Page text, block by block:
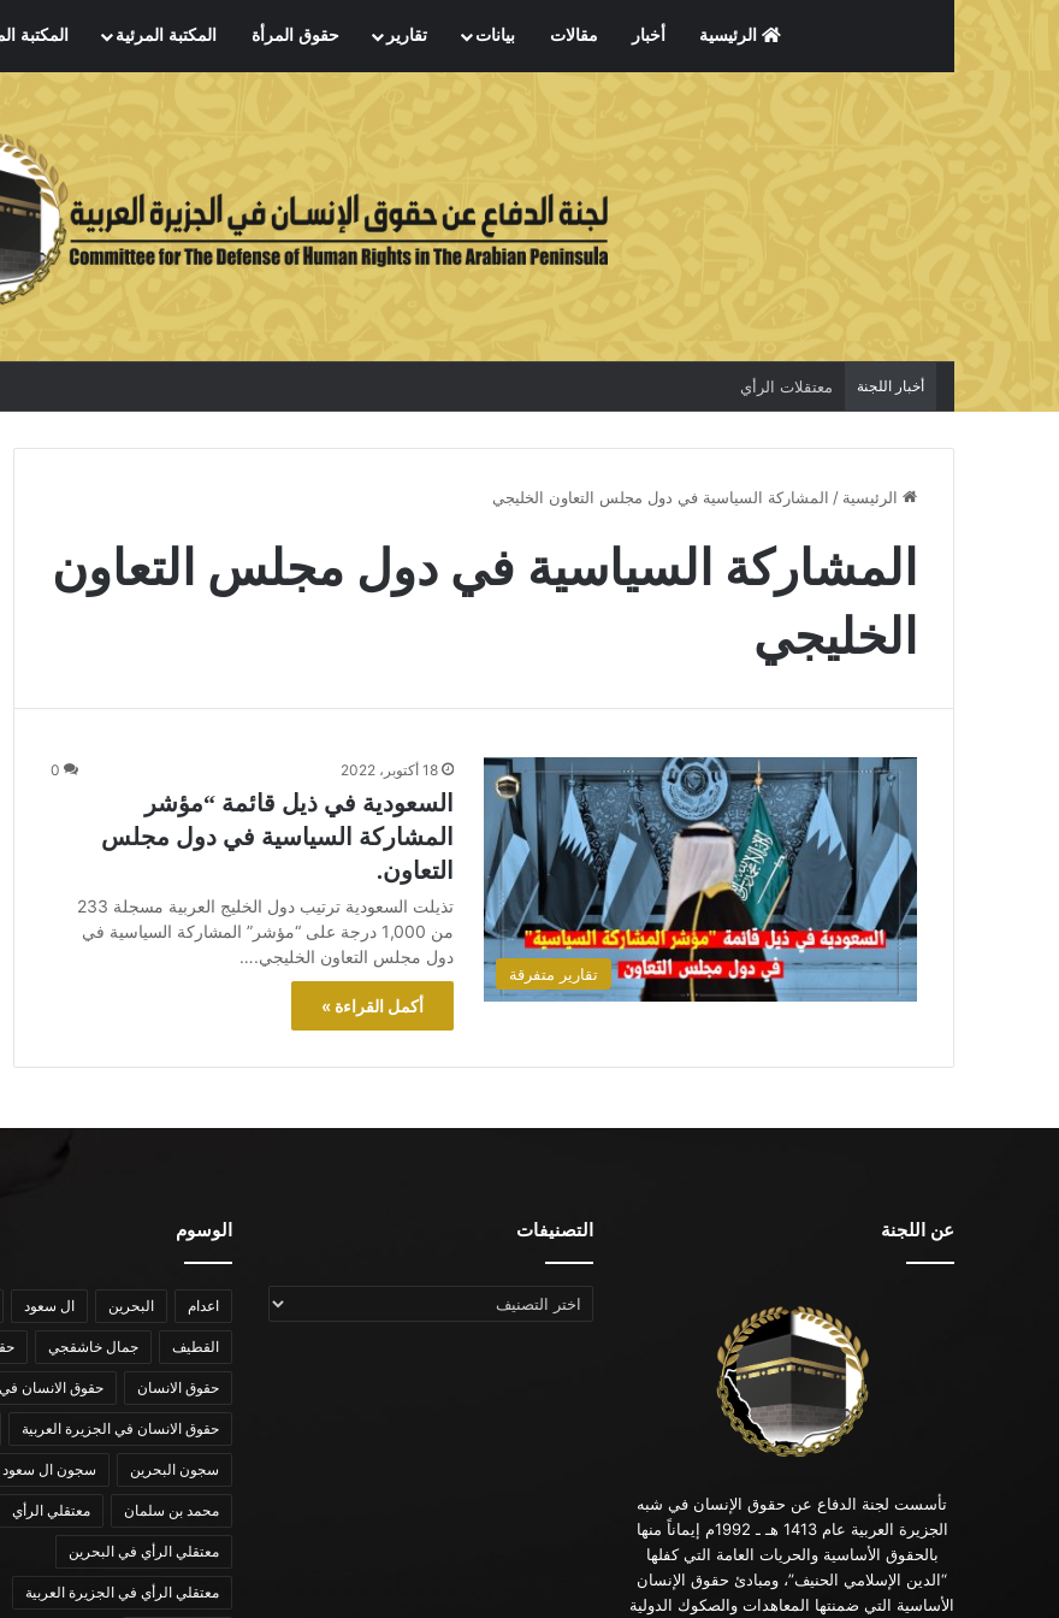
الرئيسية أخبار مقالات بيانات تقارير حقوق المرأة المكتبة المرئية المكتبة
أخبار اللجنة معتقلات الرأي
الرئيسية / المشاركة السياسية في دول مجلس التعاون الخليجي
المشاركة السياسية في دول مجلس التعاون
الخليجي
تقارير متفرقة
18 أكتوبر، 2022 0
السعودية في ذيل قائمة “مؤشر
المشاركة السياسية في دول مجلس
التعاون.
تذيلت السعودية ترتيب دول الخليج العربية مسجلة 233
من 1,000 درجة على “مؤشر” المشاركة السياسية في
دول مجلس التعاون الخليجي.…
أكمل القراءة »
عن اللجنة
تأسست لجنة الدفاع عن حقوق الإنسان في شبه
الجزيرة العربية عام 1413 هـ ـ 1992م إيماناً منها
بالحقوق الأساسية والحريات العامة التي كفلها
“الدين الإسلامي الحنيف”، ومبادئ حقوق الإنسان
الأساسية التي ضمنتها المعاهدات والصكوك الدولية
التصنيفات
التصنيفات
الوسوم
اعدام البحرين ال سعود
القطيف جمال خاشقجي
حقوق الانسان حقوق الانسان في
حقوق الانسان في الجزيرة العربية
سجون البحرين سجون ال سعود
محمد بن سلمان معتقلي الرأي
معتقلي الرأي في البحرين
معتقلي الرأي في الجزيرة العربية